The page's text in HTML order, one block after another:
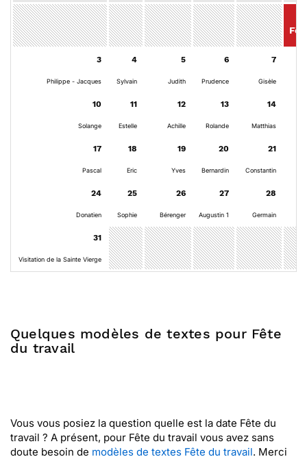
3
Philippe - Jacques
4
Sylvain
5
Judith
6
Prudence
7
Gisèle
10
Solange
11
Estelle
12
Achille
13
Rolande
14
Matthias
17
Pascal
18
Eric
19
Yves
20
Bernardin
21
Constantin
24
Donatien
25
Sophie
26
Bérenger
27
Augustin 1
28
Germain
31
Visitation de la Sainte Vierge
Quelques modèles de textes pour Fête
du travail
Vous vous posiez la question quelle est la date Fête du
travail ? A présent, pour Fête du travail vous avez sans
doute besoin de modèles de textes Fête du travail. Merci